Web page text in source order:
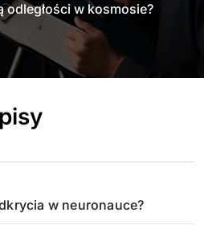
w kosmosie?
w neuronauce?